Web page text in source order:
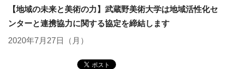
【地域の未来と美術の力】武蔵野美術大学は地域活性化セ
ンターと連携協力に関する協定を締結します
2020年7月27日（月）